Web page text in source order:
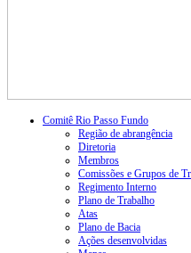
Comitê Rio Passo Fundo
Região de abrangência
Diretoria
Membros
Comissões e Grupos de
Regimento Interno
Plano de Trabalho
Atas
Plano de Bacia
Ações desenvolvidas